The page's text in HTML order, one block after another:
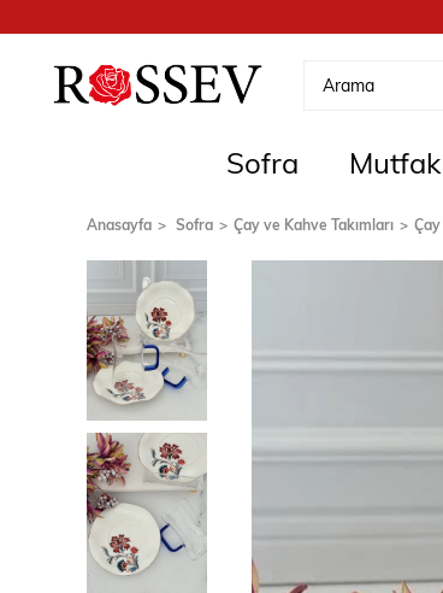
Sofra Mutfak
Anasayfa Sofra Çay ve Kahve Takımları Çay